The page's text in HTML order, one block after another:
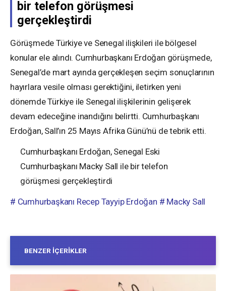
bir telefon görüşmesi
gerçekleştirdi
Görüşmede Türkiye ve Senegal ilişkileri ile bölgesel
konular ele alındı. Cumhurbaşkanı Erdoğan görüşmede,
Senegal’de mart ayında gerçekleşen seçim sonuçlarının
hayırlara vesile olması gerektiğini, iletirken yeni
dönemde Türkiye ile Senegal ilişkilerinin gelişerek
devam edeceğine inandığını belirtti. Cumhurbaşkanı
Erdoğan, Sall’ın 25 Mayıs Afrika Günü’nü de tebrik etti.
Cumhurbaşkanı Erdoğan, Senegal Eski
Cumhurbaşkanı Macky Sall ile bir telefon
görüşmesi gerçekleştirdi
# Cumhurbaşkanı Recep Tayyip Erdoğan # Macky Sall
BENZER İÇERIKLER